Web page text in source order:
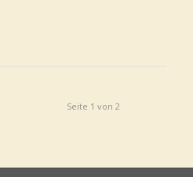
Seite 1 von 2